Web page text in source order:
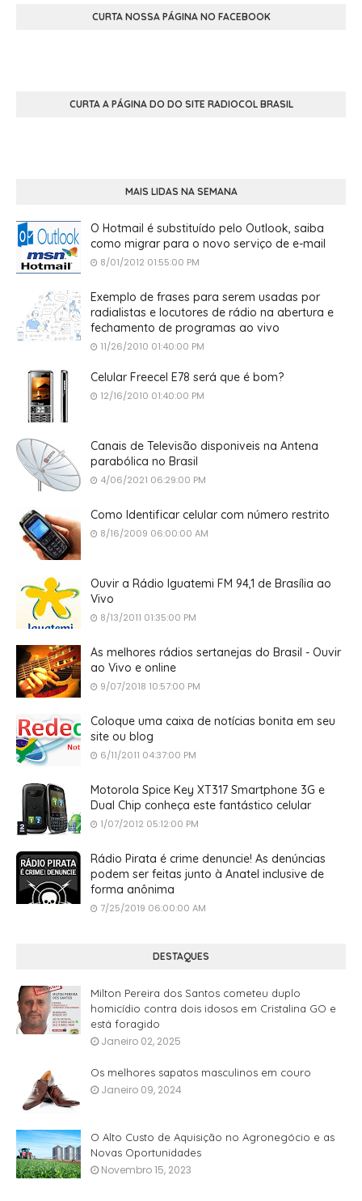
CURTA NOSSA PÁGINA NO FACEBOOK
CURTA A PÁGINA DO DO SITE RADIOCOL BRASIL
MAIS LIDAS NA SEMANA
O Hotmail é substituído pelo Outlook, saiba
como migrar para o novo serviço de e-mail
8/01/2012 01:55:00 PM
Exemplo de frases para serem usadas por
radialistas e locutores de rádio na abertura e
fechamento de programas ao vivo
11/26/2010 01:40:00 PM
Celular Freecel E78 será que é bom?
12/16/2010 01:40:00 PM
Canais de Televisão disponiveis na Antena
parabólica no Brasil
4/06/2021 06:29:00 PM
Como Identificar celular com número restrito
8/16/2009 06:00:00 AM
Ouvir a Rádio Iguatemi FM 94,1 de Brasília ao
Vivo
8/13/2011 01:35:00 PM
As melhores rádios sertanejas do Brasil - Ouvir
ao Vivo e online
9/07/2018 10:57:00 PM
Coloque uma caixa de notícias bonita em seu
site ou blog
6/11/2011 04:37:00 PM
Motorola Spice Key XT317 Smartphone 3G e
Dual Chip conheça este fantástico celular
1/07/2012 05:12:00 PM
Rádio Pirata é crime denuncie! As denúncias
podem ser feitas junto à Anatel inclusive de
forma anônima
7/25/2019 06:00:00 AM
DESTAQUES
Milton Pereira dos Santos cometeu duplo
homicídio contra dois idosos em Cristalina GO e
está foragido
Janeiro 02, 2025
Os melhores sapatos masculinos em couro
Janeiro 09, 2024
O Alto Custo de Aquisição no Agronegócio e as
Novas Oportunidades
Novembro 15, 2023